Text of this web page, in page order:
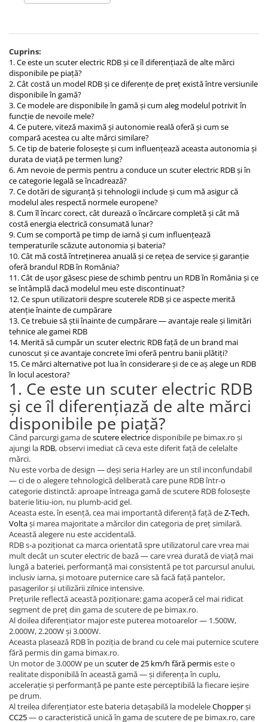
Piese Xiaomi Scooter 5
Piese Xiaomi Scooter Elite
Piese Xiaomi Scooter 5 PLUS
Piese Xiaomi Scooter 5 PRO
Piese Xiaomi Scooter 5 MAX
Piese Xiaomi Scooter 6 PRO
Piese Xiaomi Scooter 6 MAX
Piese Xiaomi Scooter 6
Scooter 4 Lite
Accesorii Trotinete
Piese Segway/Ninebot
ES1, ES2, ES3
Ninebot Segway ZT3 PRO
Cuprins:
1. Ce este un scuter electric RDB și ce îl diferențiază de alte mărci
disponibile pe piață?
2. Cât costă un model RDB și ce diferențe de preț există între versiunile
disponibile în gamă?
3. Ce modele are disponibile în gamă și cum aleg modelul potrivit în
funcție de nevoile mele?
4. Ce putere, viteză maximă și autonomie reală oferă și cum se
compară acestea cu alte mărci similare?
5. Ce tip de baterie folosește și cum influențează aceasta autonomia și
durata de viață pe termen lung?
6. Am nevoie de permis pentru a conduce un scuter electric RDB și în
ce categorie legală se încadrează?
7. Ce dotări de siguranță și tehnologii include și cum mă asigur că
modelul ales respectă normele europene?
8. Cum îl încarc corect, cât durează o încărcare completă și cât mă
costă energia electrică consumată lunar?
9. Cum se comportă pe timp de iarnă și cum influențează
temperaturile scăzute autonomia și bateria?
10. Cât mă costă întreținerea anuală și ce rețea de service și garanție
oferă brandul RDB în România?
11. Cât de ușor găsesc piese de schimb pentru un RDB în România și ce
se întâmplă dacă modelul meu este discontinuat?
12. Ce spun utilizatorii despre scuterele RDB și ce aspecte merită
atenție înainte de cumpărare
13. Ce trebuie să știi înainte de cumpărare — avantaje reale și limitări
tehnice ale gamei RDB
14. Merită să cumpăr un scuter electric RDB față de un brand mai
cunoscut și ce avantaje concrete îmi oferă pentru banii plătiți?
15. Ce mărci alternative pot lua în considerare și de ce aș alege un RDB
în locul acestora?
1. Ce este un scuter electric RDB
și ce îl diferențiază de alte mărci
disponibile pe piață?
Când parcurgi gama descutere electricedisponibile pe bimax.ro și
ajungi la RDB, observi imediat că ceva este diferit față de celelalte
mărci.
Nu este vorba de design — deși seria Harley are un stil inconfundabil
— ci de o alegere tehnologică deliberată care pune RDB într-o
categorie distinctă: aproape întreaga gamă de scutere RDB folosește
baterie litiu-ion, nu plumb-acid gel.
Aceasta este, în esență, cea mai importantă diferență față deZ-Tech,
Voltași marea majoritate a mărcilor din categoria de preț similară.
Această alegere nu este accidentală.
RDB s-a poziționat ca marca orientată spre utilizatorul care vrea mai
mult decât un scuter electric de bază — care vrea durată de viață mai
lungă a bateriei, performanță mai consistentă pe tot parcursul anului,
inclusiv iarna, și motoare puternice care să facă față pantelor,
pasagerilor și utilizării zilnice intensive.
Prețurile reflectă această poziționare: gama acoperă cel mai ridicat
segment de preț din gama de scutere de pe bimax.ro.
Al doilea diferențiator major este puterea motoarelor — 1.500W,
2.000W, 2.200W și 3.000W.
Aceasta plasează RDB în poziția de brand cu cele mai puternice scutere
fără permis din gama bimax.ro.
Un motor de 3.000W pe un scuter de 25 km/h fără permiseste o
realitate disponibilă în această gamă — și diferența în cuplu,
accelerație și performanță pe pante este perceptibilă la fiecare ieșire
pe drum.
Al treilea diferențiator este bateria detașabilă la modeleleChopperși
CC25— o caracteristică unică în gama de scutere de pe bimax.ro, care